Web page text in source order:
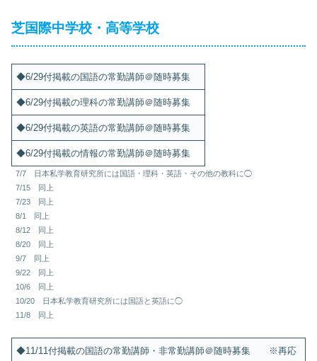
芝国際中学校・高等学校
◆6/29付掲載の国語の常勤講師＠随時募集
◆6/29付掲載の理科の常勤講師＠随時募集
◆6/29付掲載の英語の常勤講師＠随時募集
◆6/29付掲載の情報の常勤講師＠随時募集
7/7 日本私学教育研究所には国語・理科・英語・その他の教科に◯
7/15 同上
7/23 同上
8/1 同上
8/12 同上
8/20 同上
9/7 同上
9/22 同上
10/6 同上
10/20 日本私学教育研究所には国語と英語に◯
11/8 同上
◆11/11付掲載の国語の常勤講師・非常勤講師＠随時募集 ※再応